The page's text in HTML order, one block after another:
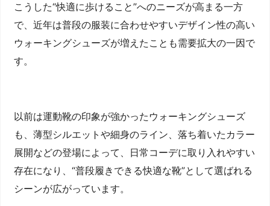
こうした“快適に歩けること”へのニーズが高まる一方
で、近年は普段の服装に合わせやすいデザイン性の高い
ウォーキングシューズが増えたことも需要拡大の一因で
す。
以前は運動靴の印象が強かったウォーキングシューズ
も、薄型シルエットや細身のライン、落ち着いたカラー
展開などの登場によって、日常コーデに取り入れやすい
存在になり、“普段履きできる快適な靴”として選ばれる
シーンが広がっています。